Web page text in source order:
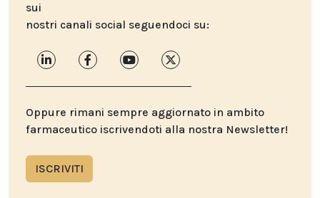
sui
nostri canali social seguendoci su:
Oppure rimani sempre aggiornato in ambito
farmaceutico iscrivendoti alla nostra Newsletter!
ISCRIVITI